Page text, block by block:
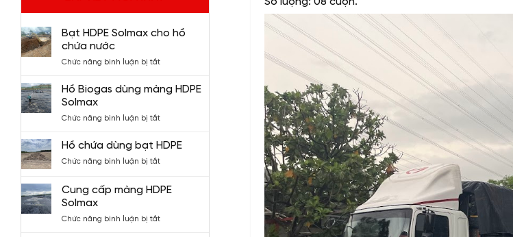
Bạt HDPE Solmax cho hồ
chứa nước
Chức năng bình luận bị tắtở
HDPE
Solmax
hồ
nước
Hồ Biogas dùng màng HDPE
Solmax
Chức năng bình luận bị tắtở
Biogas
màng
Solmax
Hồ chứa dùng bạt HDPE
Chức năng bình luận bị tắtở
chứa
dùng
HDPE
Cung cấp màng HDPE
Solmax
Chức năng bình luận bị tắtở